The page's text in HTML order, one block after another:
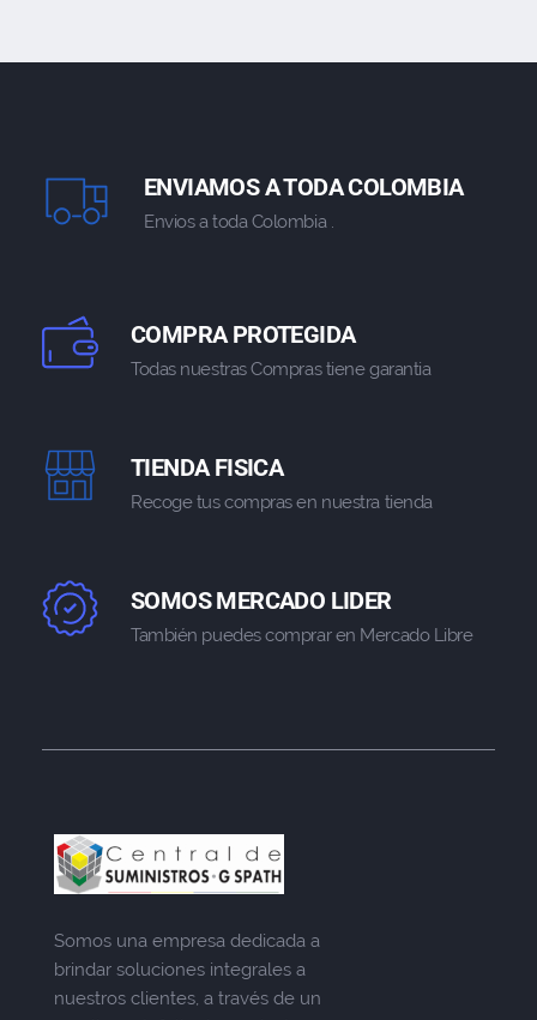
ENVIAMOS A TODA COLOMBIA
Envios a toda Colombia .
COMPRA PROTEGIDA
Todas nuestras Compras tiene garantia
TIENDA FISICA
Recoge tus compras en nuestra tienda
SOMOS MERCADO LIDER
También puedes comprar en Mercado Libre
Somos una empresa dedicada a
brindar soluciones integrales a
nuestros clientes, a través de un